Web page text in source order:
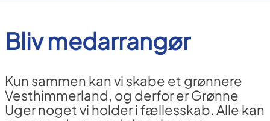
Bliv medarrangør
Kun sammen kan vi skabe et grønnere
Vesthimmerland, og derfor er Grønne
Uger noget vi holder i fællesskab. Alle kan